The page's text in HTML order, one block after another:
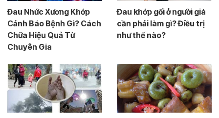
Đau Nhức Xương Khớp
Cảnh Báo Bệnh Gì? Cách
Chữa Hiệu Quả Từ
Chuyên Gia
Đau khớp gối ở người già
cần phải làm gì? Điều trị
như thế nào?